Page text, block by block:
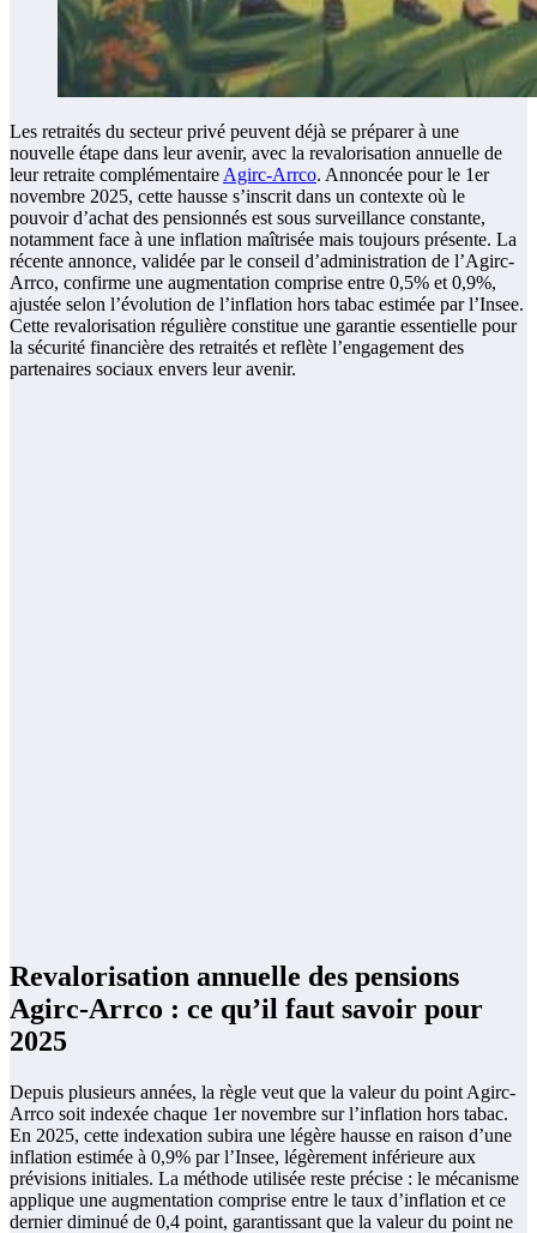
Les retraités du secteur privé peuvent déjà se préparer à une
nouvelle étape dans leur avenir, avec la revalorisation annuelle de
leur retraite complémentaireAgirc-Arrco. Annoncée pour le 1er
novembre 2025, cette hausse s’inscrit dans un contexte où le
pouvoir d’achat des pensionnés est sous surveillance constante,
notamment face à une inflation maîtrisée mais toujours présente. La
récente annonce, validée par le conseil d’administration de l’Agirc-
Arrco, confirme une augmentation comprise entre 0,5% et 0,9%,
ajustée selon l’évolution de l’inflation hors tabac estimée par l’Insee.
Cette revalorisation régulière constitue une garantie essentielle pour
la sécurité financière des retraités et reflète l’engagement des
partenaires sociaux envers leur avenir.
Revalorisation annuelle des pensions
Agirc-Arrco : ce qu’il faut savoir pour
2025
Depuis plusieurs années, la règle veut que la valeur du point Agirc-
Arrco soit indexée chaque 1er novembre sur l’inflation hors tabac.
En 2025, cette indexation subira une légère hausse en raison d’une
inflation estimée à 0,9% par l’Insee, légèrement inférieure aux
prévisions initiales. La méthode utilisée reste précise : le mécanisme
applique une augmentation comprise entre le taux d’inflation et ce
dernier diminué de 0,4 point, garantissant que la valeur du point ne